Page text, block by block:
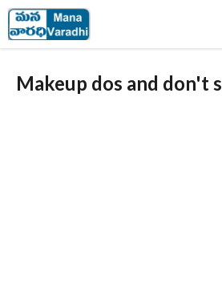
Skip
to
content
Makeup dos and don't s